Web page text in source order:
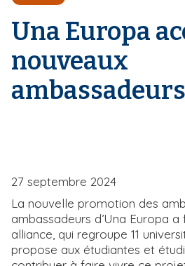
'
a
n
e
Una Europa
nouveaux
ambassadeurs
27 septembre 2024
La nouvelle promotion des
ambassadeurs d’Una Europa
alliance, qui regroupe 11
propose aux étudiantes et